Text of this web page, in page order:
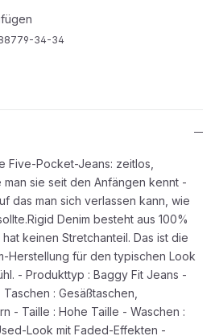
34-34
Five-Pocket-Jeans: zeitlos,
sie seit den Anfängen kennt -
das man sich verlassen kann, wie
Denim besteht aus 100%
keinen Stretchanteil. Das ist die
Herstellung für den typischen Look
- Produkttyp : Baggy Fit Jeans -
: Gesäßtaschen,
- Taille : Hohe Taille - Waschen :
Look mit Faded-Effekten -